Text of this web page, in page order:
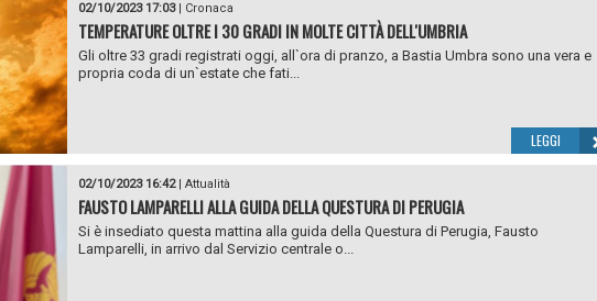
02/10/2023 17:03| Cronaca
TEMPERATURE OLTRE I 30 GRADI IN MOLTE CITTÀ DELL'UMBRIA
Gli oltre 33 gradi registrati oggi, all`ora di pranzo, a Bastia Umbra sono una vera e
propria coda di un`estate che fati...
LEGGI
02/10/2023 16:42| Attualità
FAUSTO LAMPARELLI ALLA GUIDA DELLA QUESTURA DI PERUGIA
Si è insediato questa mattina alla guida della Questura di Perugia, Fausto
Lamparelli, in arrivo dal Servizio centrale o...